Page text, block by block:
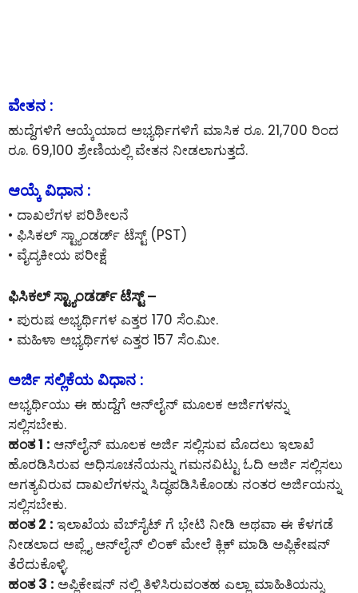
ವೇತನ :
ಹುದ್ದೆಗಳಿಗೆ ಆಯ್ಕೆಯಾದ ಅಭ್ಯರ್ಥಿಗಳಿಗೆ ಮಾಸಿಕ ರೂ. 21,700 ರಿಂದ
ರೂ. 69,100 ಶ್ರೇಣಿಯಲ್ಲಿ ವೇತನ ನೀಡಲಾಗುತ್ತದೆ.
ಆಯ್ಕೆ ವಿಧಾನ :
• ದಾಖಲೆಗಳ ಪರಿಶೀಲನೆ
• ಫಿಸಿಕಲ್ ಸ್ಟ್ಯಾಂಡರ್ಡ್ ಟೆಸ್ಟ್ (PST)
• ವೈದ್ಯಕೀಯ ಪರೀಕ್ಷೆ
ಫಿಸಿಕಲ್ ಸ್ಟ್ಯಾಂಡರ್ಡ್ ಟೆಸ್ಟ್ –
• ಪುರುಷ ಅಭ್ಯರ್ಥಿಗಳ ಎತ್ತರ 170 ಸೆಂ.ಮೀ.
• ಮಹಿಳಾ ಅಭ್ಯರ್ಥಿಗಳ ಎತ್ತರ 157 ಸೆಂ.ಮೀ.
ಅರ್ಜಿ ಸಲ್ಲಿಕೆಯ ವಿಧಾನ :
ಅಭ್ಯರ್ಥಿಯು ಈ ಹುದ್ದೆಗೆ ಆನ್‌ಲೈನ್‌ ಮೂಲಕ ಅರ್ಜಿಗಳನ್ನು
ಸಲ್ಲಿಸಬೇಕು.
ಹಂತ 1 : ಆನ್‌ಲೈನ್‌ ಮೂಲಕ ಅರ್ಜಿ ಸಲ್ಲಿಸುವ ಮೊದಲು ಇಲಾಖೆ
ಹೊರಡಿಸಿರುವ ಅಧಿಸೂಚನೆಯನ್ನು ಗಮನವಿಟ್ಟು ಓದಿ ಅರ್ಜಿ ಸಲ್ಲಿಸಲು
ಅಗತ್ಯವಿರುವ ದಾಖಲೆಗಳನ್ನು ಸಿದ್ಧಪಡಿಸಿಕೊಂಡು ನಂತರ ಅರ್ಜಿಯನ್ನು
ಸಲ್ಲಿಸಬೇಕು.
ಹಂತ 2 : ಇಲಾಖೆಯ ವೆಬ್‌ಸೈಟ್ ಗೆ ಭೇಟಿ ನೀಡಿ ಅಥವಾ ಈ ಕೆಳಗಡೆ
ನೀಡಲಾದ ಅಪ್ಲೈ ಆನ್‌ಲೈನ್‌ ಲಿಂಕ್ ಮೇಲೆ ಕ್ಲಿಕ್ ಮಾಡಿ ಅಪ್ಲಿಕೇಷನ್
ತೆರೆದುಕೊಳ್ಳಿ.
ಹಂತ 3 : ಅಪ್ಲಿಕೇಷನ್ ನಲ್ಲಿ ತಿಳಿಸಿರುವಂತಹ ಎಲ್ಲಾ ಮಾಹಿತಿಯನ್ನು